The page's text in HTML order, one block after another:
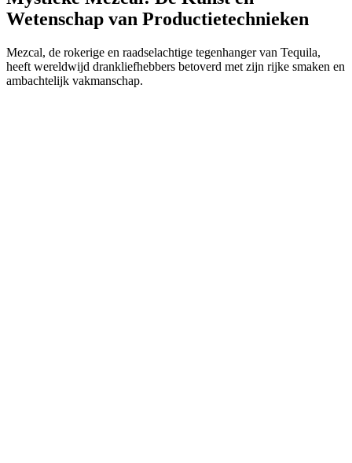
Wetenschap van Productietechnieken
Mezcal, de rokerige en raadselachtige tegenhanger van Tequila,
heeft wereldwijd drankliefhebbers betoverd met zijn rijke smaken en
ambachtelijk vakmanschap.